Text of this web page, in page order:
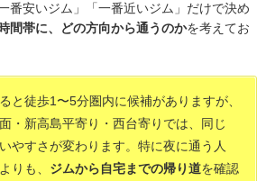
番安いジム」「一番近いジム」だけで決め
間帯に、どの方向から通うのかを考えてお
と徒歩1〜5分圏内に候補がありますが、
・新高島平寄り・西台寄りでは、同じ
やすさが変わります。特に夜に通う人
りも、 ジムから自宅までの帰り道を確認